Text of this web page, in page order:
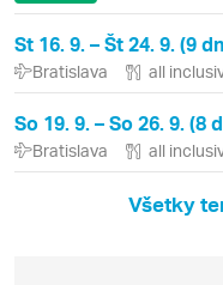
St 16. 9. – Št 24. 9. (9
Bratislava all
So 19. 9. – So 26. 9. (8
Bratislava all
Všetky